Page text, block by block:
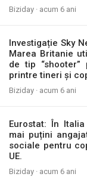
Biziday · acum 6 ani
Investigație Sky
Marea Britanie
de tip
printre tineri și
Biziday · acum 6 ani
Eurostat: În
mai puțini
sociale pentru
UE.
Biziday · acum 6 ani